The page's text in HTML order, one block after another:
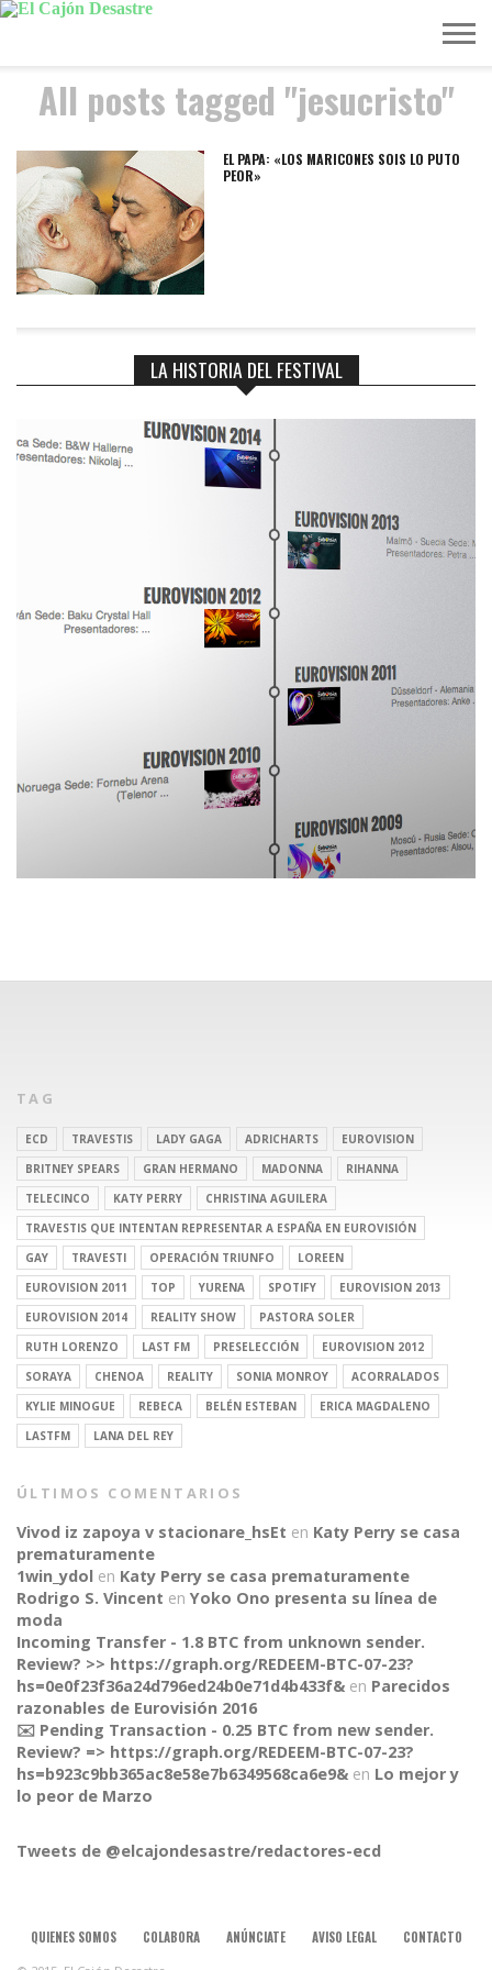
CONNECT
MÚSICA
TELEVISIÓN
POLÍTICA
ACTUALIDAD
EUROVISIÓN
All posts tagged "jesucristo"
EL PAPA: «LOS MARICONES SOIS LO PUTO
PEOR»
LA HISTORIA DEL FESTIVAL
TAG
ECD TRAVESTIS LADY GAGA ADRICHARTS
EUROVISION
BRITNEY SPEARS
GRAN HERMANO MADONNA
RIHANNA
TELECINCO
KATY PERRY
CHRISTINA AGUILERA
TRAVESTIS QUE INTENTAN REPRESENTAR A ESPAÑA EN EUROVISIÓN
GAY
TRAVESTI OPERACIÓN TRIUNFO
LOREEN
EUROVISION 2011
TOP YURENA SPOTIFY
EUROVISION 2013
EUROVISION 2014
REALITY SHOW
PASTORA SOLER
RUTH LORENZO
LAST FM PRESELECCIÓN
EUROVISION 2012
SORAYA
CHENOA REALITY SONIA MONROY
ACORRALADOS
KYLIE MINOGUE
REBECA BELÉN ESTEBAN
ERICA MAGDALENO
LASTFM
LANA DEL REY
ÚLTIMOS COMENTARIOS
Vivod iz zapoya v stacionare_hsEt en Katy Perry se casa
prematuramente
1win_ydol en Katy Perry se casa prematuramente
Rodrigo S. Vincent en Yoko Ono presenta su línea de
moda
Incoming Transfer - 1.8 BTC from unknown sender.
Review? >> https://graph.org/REDEEM-BTC-07-23?
hs=0e0f23f36a24d796ed24b0e71d4b433f& en Parecidos
razonables de Eurovisión 2016
✉️ Pending Transaction - 0.25 BTC from new sender.
Review? => https://graph.org/REDEEM-BTC-07-23?
hs=b923c9bb365ac8e58e7b6349568ca6e9& en Lo mejor y
lo peor de Marzo
Tweets de @elcajondesastre/redactores-ecd
QUIENES SOMOS COLABORA ANÚNCIATE AVISO LEGAL CONTACTO